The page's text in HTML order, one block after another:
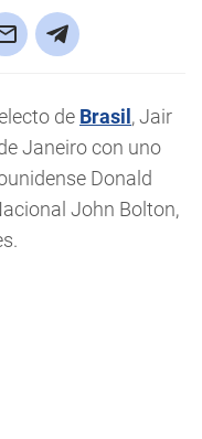
de Brasil , Jair
Janeiro con uno
Donald
John Bolton,